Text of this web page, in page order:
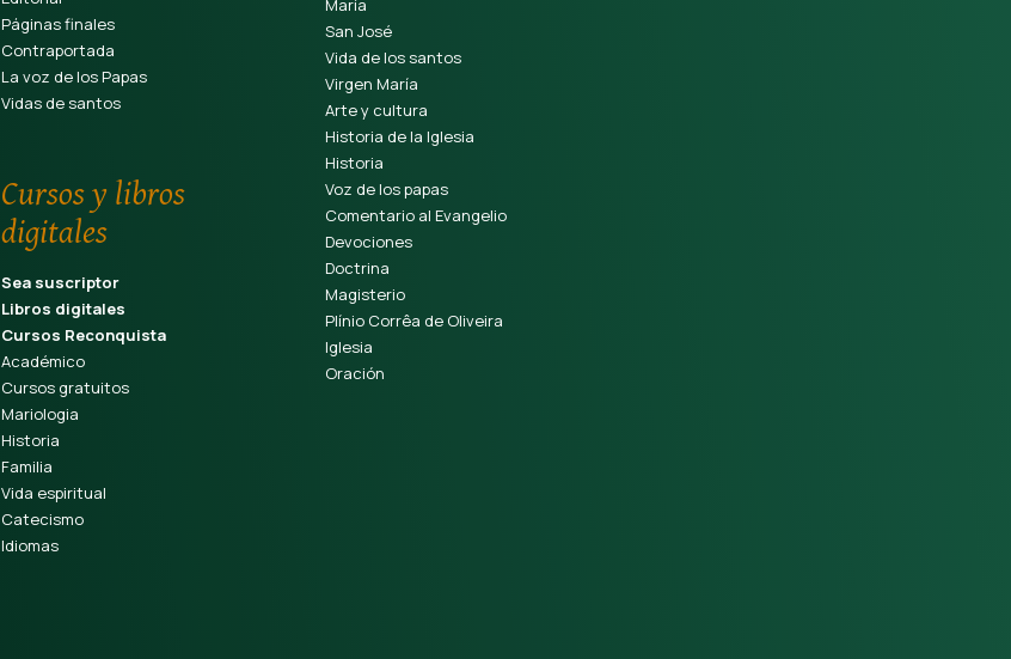
Páginas finales
Contraportada
La voz de los Papas
Vidas de santos
Cursos y libros
digitales
Sea suscriptor
Libros digitales
Cursos Reconquista
Académico
Cursos gratuitos
Mariologia
Historia
Familia
Vida espiritual
Catecismo
Idiomas
San José
Vida de los santos
Virgen María
Arte y cultura
Historia de la Iglesia
Historia
Voz de los papas
Comentario al Evangelio
Devociones
Doctrina
Magisterio
Plínio Corrêa de Oliveira
Iglesia
Oración